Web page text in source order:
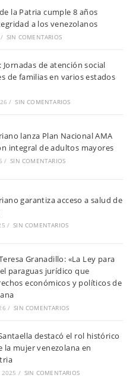
la Patria cumple 8 años
a los venezolanos
/ SIN COMENTARIOS
Jornadas de atención social
de familias en varios estados
/ SIN COMENTARIOS
lanza Plan Nacional AMA
integral de adultos mayores
/ SIN COMENTARIOS
garantiza acceso a salud de
/ SIN COMENTARIOS
Granadillo: «La Ley para
paraguas jurídico que
económicos y políticos de
/ SIN COMENTARIOS
destacó el rol histórico
la mujer venezolana en
2025 / SIN COMENTARIOS